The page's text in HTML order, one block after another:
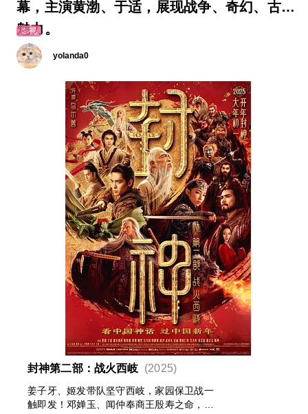
幕，主演黄渤、于适，展现战争、奇幻、古装
魅力。
影视
yolanda0
封神第二部：战火西岐 (2025)
姜子牙、姬发带队坚守西岐，家园保卫战一
触即发！邓婵玉、闻仲奉商王殷寿之命，率